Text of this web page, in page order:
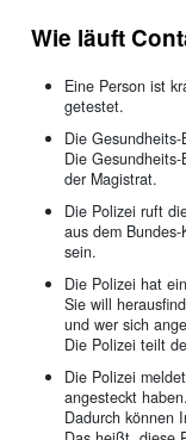
Wie läuft
Eine Person ist
getestet.
Die
Die
der Magistrat.
Die Polizei ruft
aus dem
sein.
Die Polizei hat
Sie will
und wer sich
Die Polizei teilt
Die Polizei
angesteckt haben.
Dadurch können